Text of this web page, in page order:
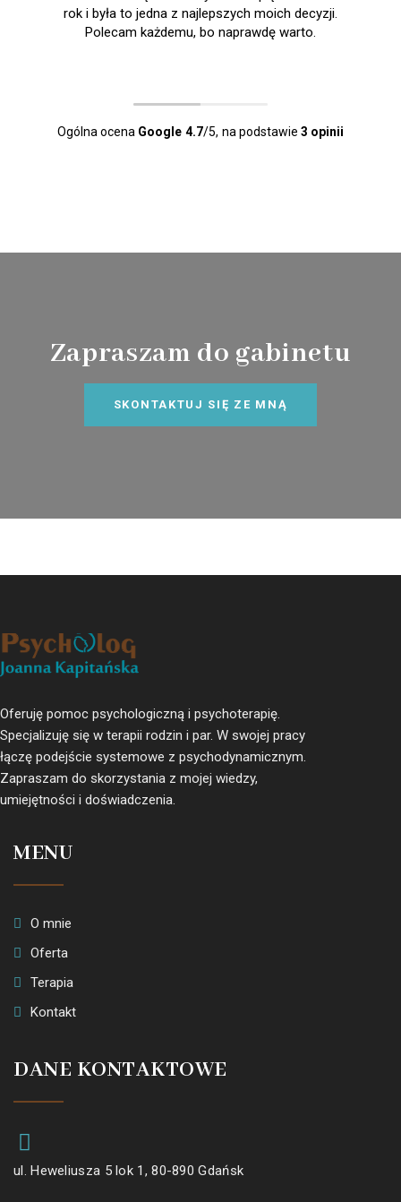
rok i była to jedna z najlepszych moich decyzji.
Polecam każdemu, bo naprawdę warto.
Ogólna ocena Google 4.7/5, na podstawie 3 opinii
Zapraszam do gabinetu
SKONTAKTUJ SIĘ ZE MNĄ
Oferuję pomoc psychologiczną i psychoterapię.
Specjalizuję się w terapii rodzin i par. W swojej pracy
łączę podejście systemowe z psychodynamicznym.
Zapraszam do skorzystania z mojej wiedzy,
umiejętności i doświadczenia.
MENU
O mnie
Oferta
Terapia
Kontakt
DANE KONTAKTOWE
ul. Heweliusza 5 lok 1, 80-890 Gdańsk